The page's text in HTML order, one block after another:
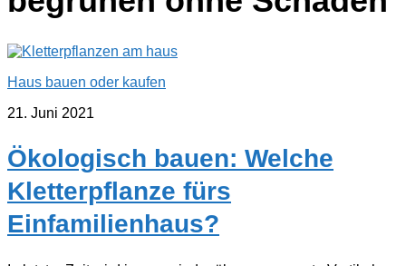
Haus bauen oder kaufen
21. Juni 2021
Ökologisch bauen: Welche
Kletterpflanze fürs
Einfamilienhaus?